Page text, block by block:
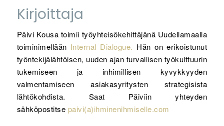
Kirjoittaja
Päivi Kousa toimii työyhteisökehittäjänä Uudellamaalla
toiminimellään Internal Dialogue. Hän on erikoistunut
työntekijälähtöisen, uuden ajan turvallisen työkulttuurin
tukemiseen ja inhimillisen kyvykkyyden
valmentamiseen asiakasyritysten strategisista
lähtökohdista. Saat Päiviin yhteyden
sähköpostitse paivi(a)ihminenihmiselle.com